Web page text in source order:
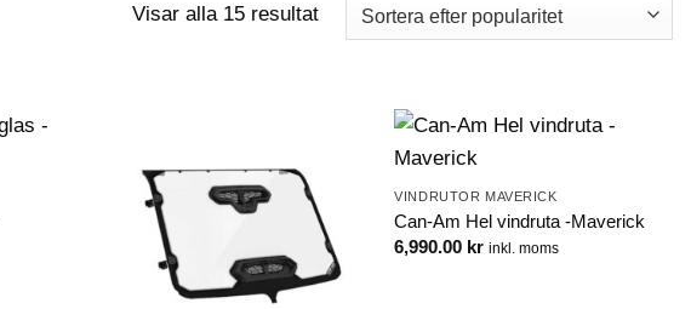
Visar alla 15 resultatSortera
efter
VINDRUTOR MAVERICK
Can-Am Hel vindruta -Maverick
6,990.00 kr inkl. moms